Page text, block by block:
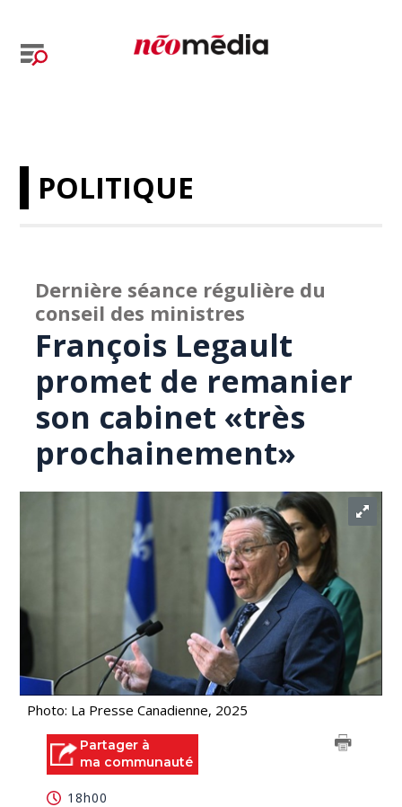
POLITIQUE
Dernière séance régulière du
conseil des ministres
François Legault
promet de remanier
son cabinet «très
prochainement»
Photo: La Presse Canadienne, 2025
Partager à
ma communauté
18h00